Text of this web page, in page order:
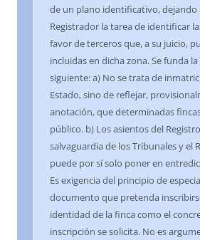
de un plano identificativo, dejando
Registrador la tarea de identificar
favor de terceros que, a su juicio,
incluidas en dicha zona. Se funda
siguiente: a) No se trata de
Estado, sino de reflejar,
anotación, que determinadas
público. b) Los asientos del
salvaguardia de los Tribunales y el
puede por sí solo poner en
Es exigencia del principio de
documento que pretenda
identidad de la finca como el
inscripción se solicita. No es